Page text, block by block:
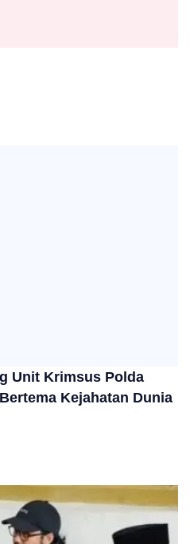
Unit Krimsus Polda
Kejahatan Dunia